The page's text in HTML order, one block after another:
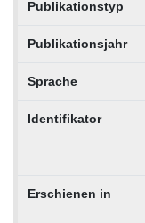
Publikationstyp
Publikationsjahr
Sprache
Identifikator
Erschienen in